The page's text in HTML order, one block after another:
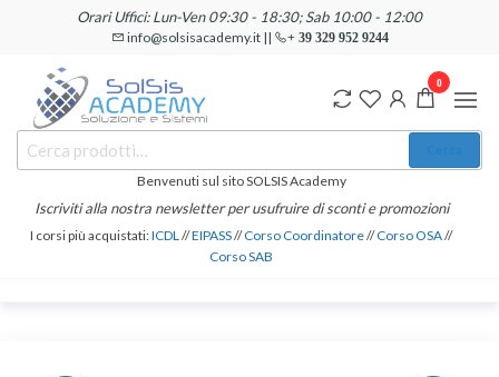
contenuto
Orari Uffici: Lun-Ven 09:30 - 18:30; Sab 10:00 - 12:00
info@solsisacademy.it || + 39 329 952 9244
SOLSIS
Academy
Corsi e
Certificazioni
Linguistiche
Benvenuti sul sito SOLSIS Academy
Iscriviti alla nostra newsletter per usufruire di sconti e promozioni
I corsi più acquistati:ICDL//EIPASS//Corso Coordinatore//Corso OSA//
Corso SAB
0